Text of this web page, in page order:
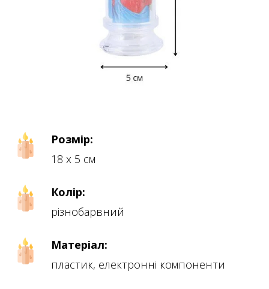
Розмір:
18 х 5 см
Колір:
різнобарвний
Матеріал:
пластик, електронні компоненти